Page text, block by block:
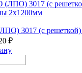
3017 (с решеткой)
₽